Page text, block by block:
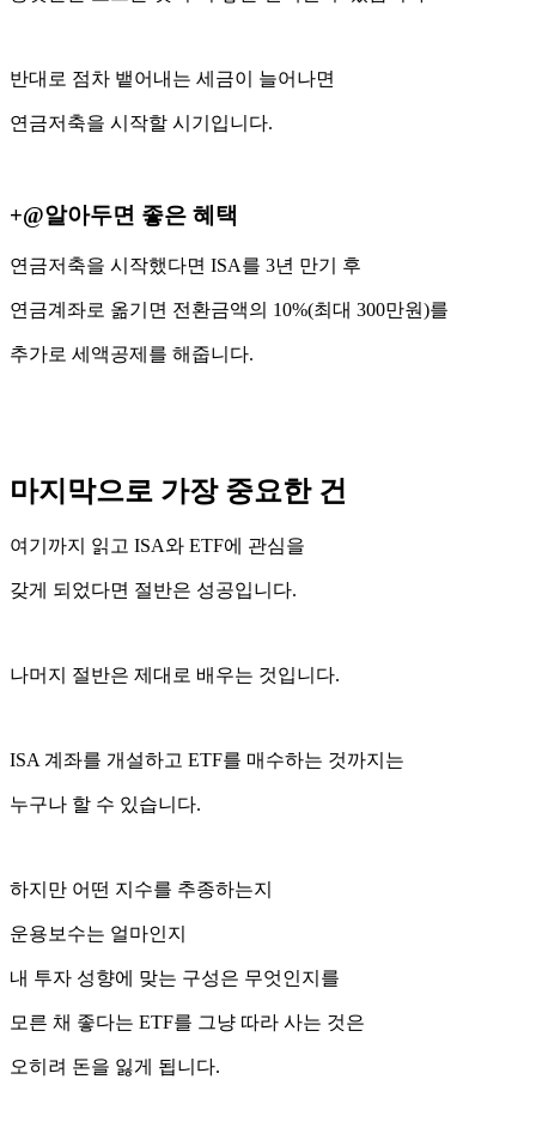
반대로 점차 뱉어내는 세금이 늘어나면
연금저축을 시작할 시기입니다.
+@알아두면 좋은 혜택
연금저축을 시작했다면 ISA를 3년 만기 후
연금계좌로 옮기면 전환금액의 10%(최대 300만원)를
추가로 세액공제를 해줍니다.
마지막으로 가장 중요한 건
여기까지 읽고 ISA와 ETF에 관심을
갖게 되었다면 절반은 성공입니다.
나머지 절반은 제대로 배우는 것입니다.
ISA 계좌를 개설하고 ETF를 매수하는 것까지는
누구나 할 수 있습니다.
하지만 어떤 지수를 추종하는지
운용보수는 얼마인지
내 투자 성향에 맞는 구성은 무엇인지를
모른 채 좋다는 ETF를 그냥 따라 사는 것은
오히려 돈을 잃게 됩니다.